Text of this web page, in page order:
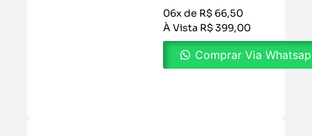
06x de R$ 66,50
À Vista R$ 399,00
Comprar Via